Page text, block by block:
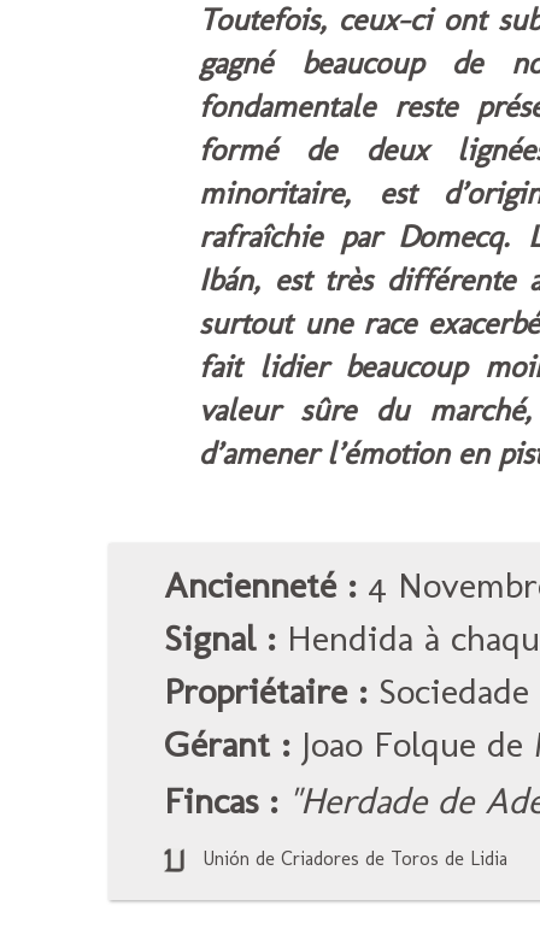
Toutefois, ceux-ci ont
gagné beaucoup de
fondamentale reste
formé de deux
minoritaire, est
rafraîchie par Domecq.
Ibán, est très différente
surtout une race
fait lidier beaucoup
valeur sûre du
d’amener l’émotion en
Ancienneté : 4
Signal : Hendida à
Propriétaire :
Gérant : Joao Folque
Fincas : "Herdade de
Unión de Criadores de Toros de Lidia